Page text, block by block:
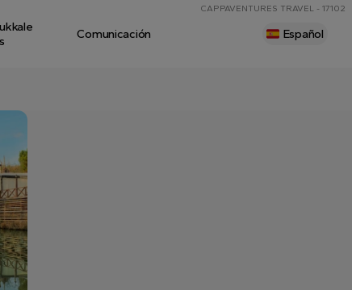
CAPPAVENTURES TRAVEL - 17102
Comunicación Español